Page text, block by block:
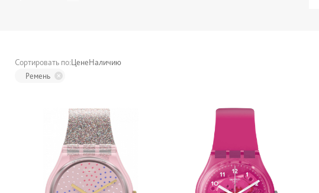
Сортировать по:ЦенеНаличию
Ремень